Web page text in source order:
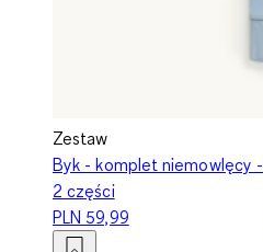
Zestaw
Byk - komplet niemowlęcy -
2 części
PLN 59,99